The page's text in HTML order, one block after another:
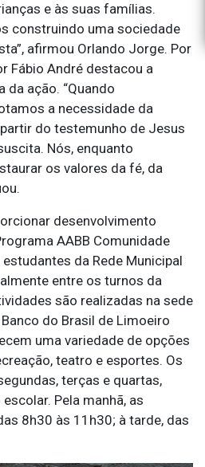
e às suas famílias.
construindo uma sociedade
afirmou Orlando Jorge. Por
Fábio André destacou a
ação. “Quando
a necessidade da
do testemunho de Jesus
Nós, enquanto
os valores da fé, da
desenvolvimento
AABB Comunidade
da Rede Municipal
entre os turnos da
são realizadas na sede
do Brasil de Limoeiro
uma variedade de opções
teatro e esportes. Os
terças e quartas,
Pela manhã, as
8h30 às 11h30; à tarde, das